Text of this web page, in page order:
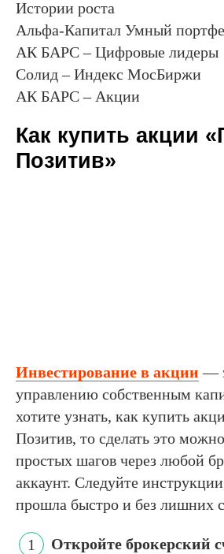
Истории роста
Альфа-Капитал Умный
АК БАРС – Цифровые лидеры
Солид – Индекс МосБиржи
АК БАРС – Акции
Как купить акции
Позитив»
Инвестирование в акции —
управлению собственным
хотите узнать, как купить
Позитив, то сделать это
простых шагов через любой
аккаунт. Следуйте
прошла быстро и без лишних
Откройте брокерский